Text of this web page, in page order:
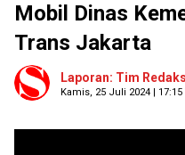
Mobil Dinas
Trans Jakarta
Laporan: Tim
Kamis, 25 Juli 2024 | 17:15